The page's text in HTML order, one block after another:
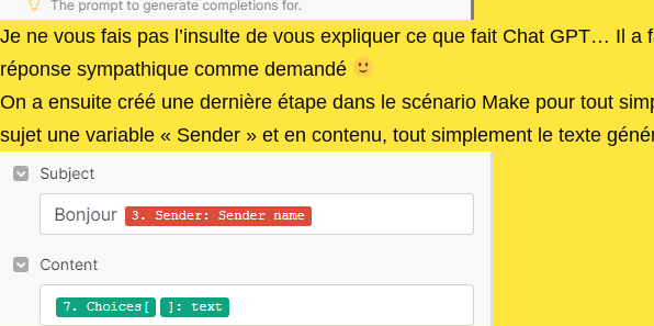
Je ne vous fais pas l’insulte de vous expliquer ce que fait Chat GPT… Il a
réponse sympathique comme demandé
On a ensuite créé une dernière étape dans le scénario Make pour tout
sujet une variable « Sender » et en contenu, tout simplement le texte